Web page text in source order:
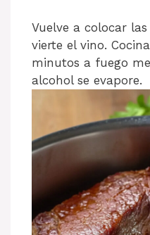
Vuelve a colocar
vierte el vino.
minutos a fuego
alcohol se evapore.